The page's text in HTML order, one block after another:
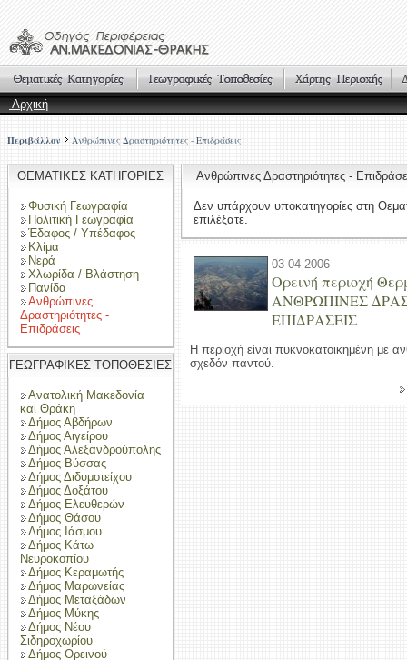
Αρχική
Περιβάλλον Ανθρώπινες Δραστηριότητες - Επιδράσεις
ΘΕΜΑΤΙΚΕΣ ΚΑΤΗΓΟΡΙΕΣ
Φυσική Γεωγραφία
Πολιτική Γεωγραφία
Έδαφος / Υπέδαφος
Κλίμα
Νερά
Χλωρίδα / Βλάστηση
Πανίδα
Ανθρώπινες
Δραστηριότητες -
Επιδράσεις
ΓΕΩΓΡΑΦΙΚΕΣ ΤΟΠΟΘΕΣΙΕΣ
Ανατολική Μακεδονία
και Θράκη
Δήμος Αβδήρων
Δήμος Αιγείρου
Δήμος Αλεξανδρούπολης
Δήμος Βύσσας
Δήμος Διδυμοτείχου
Δήμος Δοξάτου
Δήμος Ελευθερών
Δήμος Θάσου
Δήμος Ιάσμου
Δήμος Κάτω
Νευροκοπίου
Δήμος Κεραμωτής
Δήμος Μαρωνείας
Δήμος Μεταξάδων
Δήμος Μύκης
Δήμος Νέου
Σιδηροχωρίου
Δήμος Ορεινού
Ανθρώπινες Δραστηριότητες -
Δεν υπάρχουν υποκατηγορίες στη
επιλέξατε.
03-04-2006
Ορεινή περιοχή
ΑΝΘΡΩΠΙΝΕΣ
ΕΠΙΔΡΑΣΕΙΣ
Η περιοχή είναι πυκνοκατοικημένη με
σχεδόν παντού.